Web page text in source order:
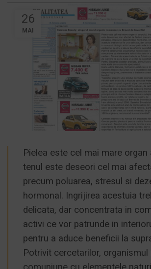
26
MAI
Pielea este cel mai mare organ
tenul este deseori cel mai
precum poluarea, stresul si
hormonal. Ingrijirea acestuia
delicata, dar concentrata in
activi ce vor patrunde in
pentru a aduce beneficii la
Potrivit cercetarilor,